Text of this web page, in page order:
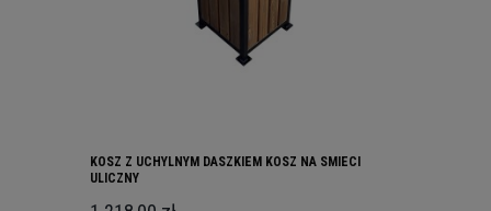
KOSZ Z UCHYLNYM DASZKIEM KOSZ NA SMIECI
ULICZNY